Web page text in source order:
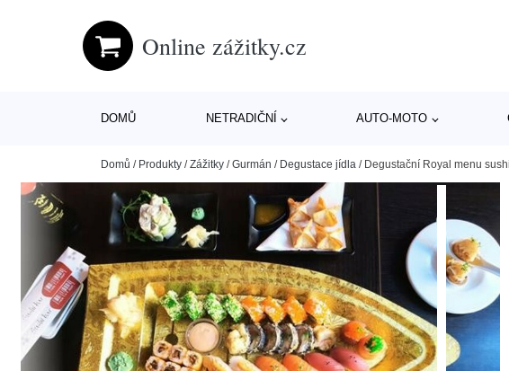
Online zážitky.cz
DOMŮ NETRADIČNÍ AUTO-MOTO
Domů / Produkty /Zážitky /Gurmán / Degustace jídla / Degustační Royal menu